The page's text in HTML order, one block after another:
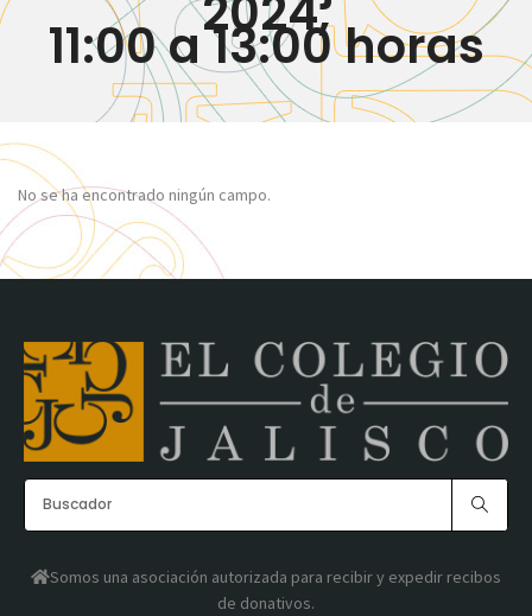
11:00 a 13:00 horas
No se ha encontrado ningún campo.
Somos una asociación autorizada para recibir y expedir recibos
de donativos.